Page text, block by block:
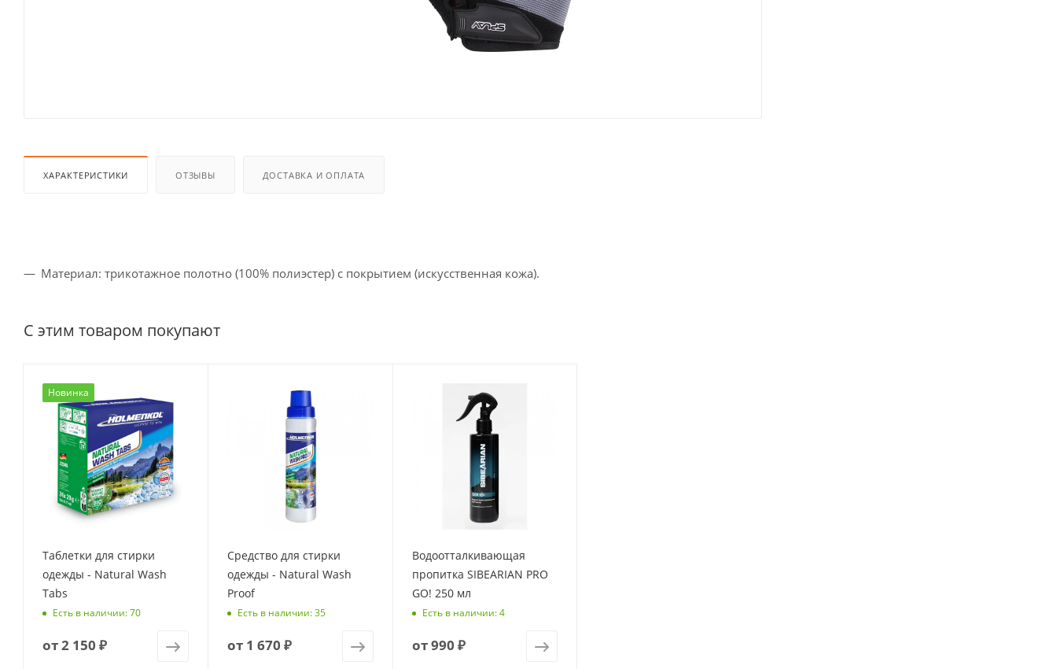
ХАРАКТЕРИСТИКИ ОТЗЫВЫ ДОСТАВКА И ОПЛАТА
Материал: трикотажное полотно (100% полиэстер) с покрытием (искусственная кожа).
С этим товаром покупают
Новинка
Таблетки для стирки
одежды - Natural Wash
Tabs
Есть в наличии: 70
от2 150 ₽
Средство для стирки
одежды - Natural Wash
Proof
Есть в наличии: 35
от 1 670 ₽
Водоотталкивающая
пропитка SIBEARIAN PRO
GO! 250 мл
Есть в наличии: 4
от990 ₽